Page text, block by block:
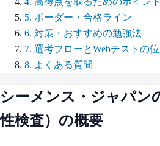
5. ボーダー・合格ライン
6. 対策・おすすめの勉強法
7. 選考フローとWebテストの
8. よくある質問
シーメンス・ジャパン
性検査）の概要